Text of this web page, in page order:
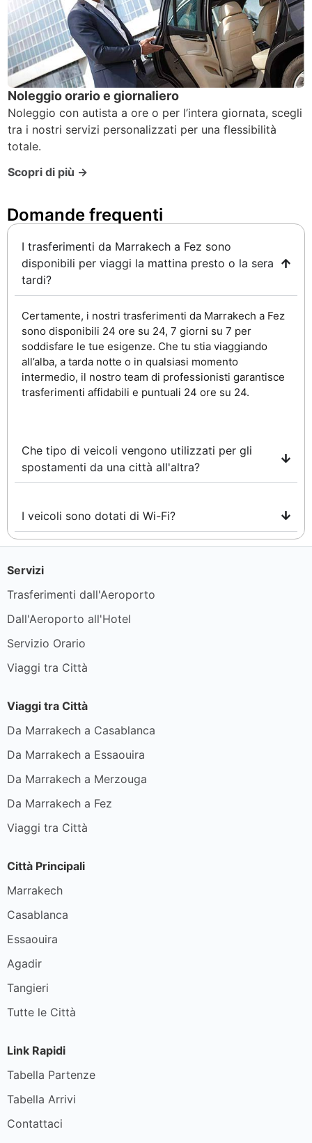
Noleggio orario e giornaliero
Noleggio con autista a ore o per l’intera giornata, scegli
tra i nostri servizi personalizzati per una flessibilità
totale.
Scopri di più →
Domande frequenti ​
I trasferimenti da Marrakech a Fez sono
disponibili per viaggi la mattina presto o la sera
tardi?
Certamente, i nostri trasferimenti da Marrakech a Fez
sono disponibili 24 ore su 24, 7 giorni su 7 per
soddisfare le tue esigenze. Che tu stia viaggiando
all’alba, a tarda notte o in qualsiasi momento
intermedio, il nostro team di professionisti garantisce
trasferimenti affidabili e puntuali 24 ore su 24.
Che tipo di veicoli vengono utilizzati per gli
spostamenti da una città all'altra?
I veicoli sono dotati di Wi-Fi?
Servizi
Trasferimenti dall'Aeroporto
Dall'Aeroporto all'Hotel
Servizio Orario
Viaggi tra Città
Viaggi tra Città
Da Marrakech a Casablanca
Da Marrakech a Essaouira
Da Marrakech a Merzouga
Da Marrakech a Fez
Viaggi tra Città
Città Principali
Marrakech
Casablanca
Essaouira
Agadir
Tangieri
Tutte le Città
Link Rapidi
Tabella Partenze
Tabella Arrivi
Contattaci